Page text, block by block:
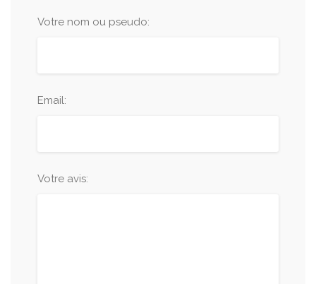
Votre nom ou pseudo:
Email:
Votre avis: